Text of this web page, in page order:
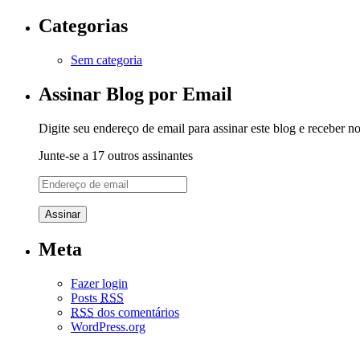
Categorias
Sem categoria
Assinar Blog por Email
Digite seu endereço de email para assinar este blog e receber
Junte-se a 17 outros assinantes
Endereço
de
email
Meta
Fazer login
Posts RSS
RSS dos comentários
WordPress.org